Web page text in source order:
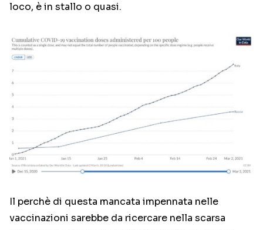
loco, è in stallo o quasi.
Il perchè di questa mancata impennata nelle
vaccinazioni sarebbe da ricercare nella scarsa